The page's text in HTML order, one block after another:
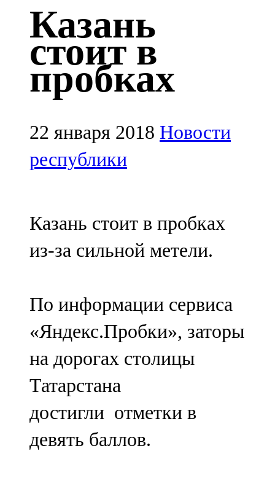
Кадыбаш
105,2 FM
Казан
91,5 FM
Кайбыч
106,1 FM
Кама тамагы
Кукмара
107,9 FM
102,1 FM
Мамадыш
106,2 FM
Минзәлә
107,3 FM
Мөслим
Казань
стоит в
пробках
22 января 2018 Новости
республики
Казань стоит в пробках
из-за сильной метели.
По информации сервиса
«Яндекс.Пробки», заторы
на дорогах столицы
Татарстана
достигли отметки в
девять баллов.